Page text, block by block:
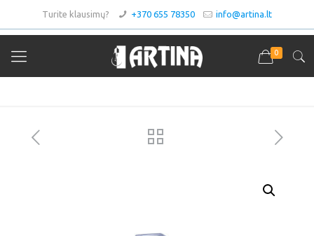
Turite klausimų? +370 655 78350 info@artina.lt
0
Asortimentas